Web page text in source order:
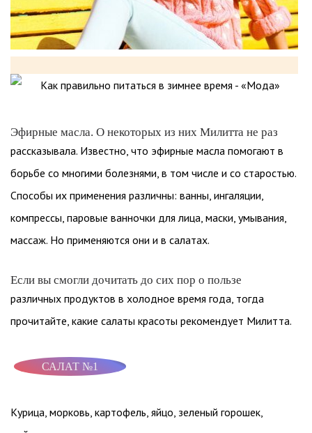
Эфирные масла. О некоторых из них Милитта не раз
рассказывала. Известно, что эфирные масла помогают в
борьбе со многими болезнями, в том числе и со старостью.
Способы их применения различны: ванны, ингаляции,
компрессы, паровые ванночки для лица, маски, умывания,
массаж. Но применяются они и в салатах.
Если вы смогли дочитать до сих пор о пользе
различных продуктов в холодное время года, тогда
прочитайте, какие салаты красоты рекомендует Милитта.
САЛАТ №1
Курица, морковь, картофель, яйцо, зеленый горошек,